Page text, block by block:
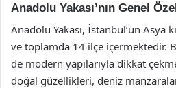
Anadolu Yakası’nın Genel
Anadolu Yakası, İstanbul’un Asya
ve toplamda 14 ilçe içermektedir.
de modern yapılarıyla dikkat
doğal güzellikleri, deniz